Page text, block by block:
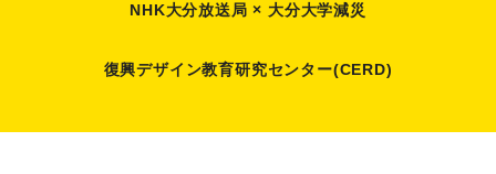
NHK大分放送局 × 大分大学減災
復興デザイン教育研究センター(CERD)